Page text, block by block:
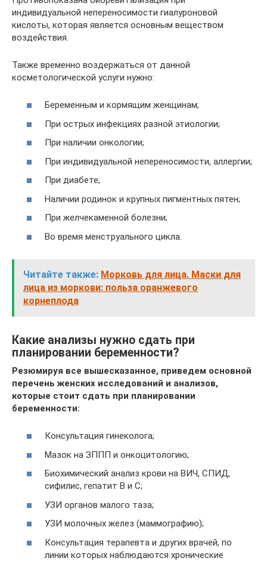
индивидуальной непереносимости гиалуроновой
кислоты, которая является основным веществом
воздействия.
Также временно воздержаться от данной
косметологической услуги нужно:
Беременным и кормящим женщинам;
При острых инфекциях разной этиологии;
При наличии онкологии;
При индивидуальной непереносимости, аллергии;
При диабете;
Наличии родинок и крупных пигментных пятен;
При желчекаменной болезни;
Во время менструального цикла.
Читайте также: Морковь для лица. Маски для
лица из моркови: польза оранжевого
корнеплода
Какие анализы нужно сдать при
планировании беременности?
Резюмируя все вышесказанное, приведем основной
перечень женских исследований и анализов,
которые стоит сдать при планировании
беременности:
Консультация гинеколога;
Мазок на ЗППП и онкоцитологию;
Биохимический анализ крови на ВИЧ, СПИД,
сифилис, гепатит В и С;
УЗИ органов малого таза;
УЗИ молочных желез (маммографию);
Консультация терапевта и других врачей, по
линии которых наблюдаются хронические